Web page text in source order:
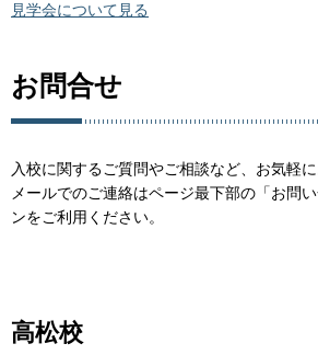
見学会について見る
お問合せ
入校に関するご質問やご相談など、お気軽に
メールでのご連絡はページ最下部の「お問
ンをご利用ください。
高松校